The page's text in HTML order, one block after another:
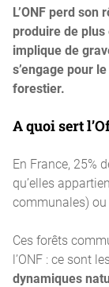
L’ONF perd
produire de
implique de
s’engage pour
forestier.
A quoi sert
En France, 25%
qu’elles
communales) ou
Ces forêts
l’ONF : ce sont
dynamiques